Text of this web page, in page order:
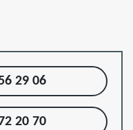
29 06
20 70